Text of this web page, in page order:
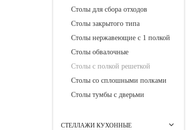
Столы для сбора отходов
Столы закрытого типа
Столы нержавеющие с 1 полкой
Столы обвалочные
Столы с полкой решеткой
Столы со сплошными полками
Столы тумбы с дверьми
СТЕЛЛАЖИ КУХОННЫЕ